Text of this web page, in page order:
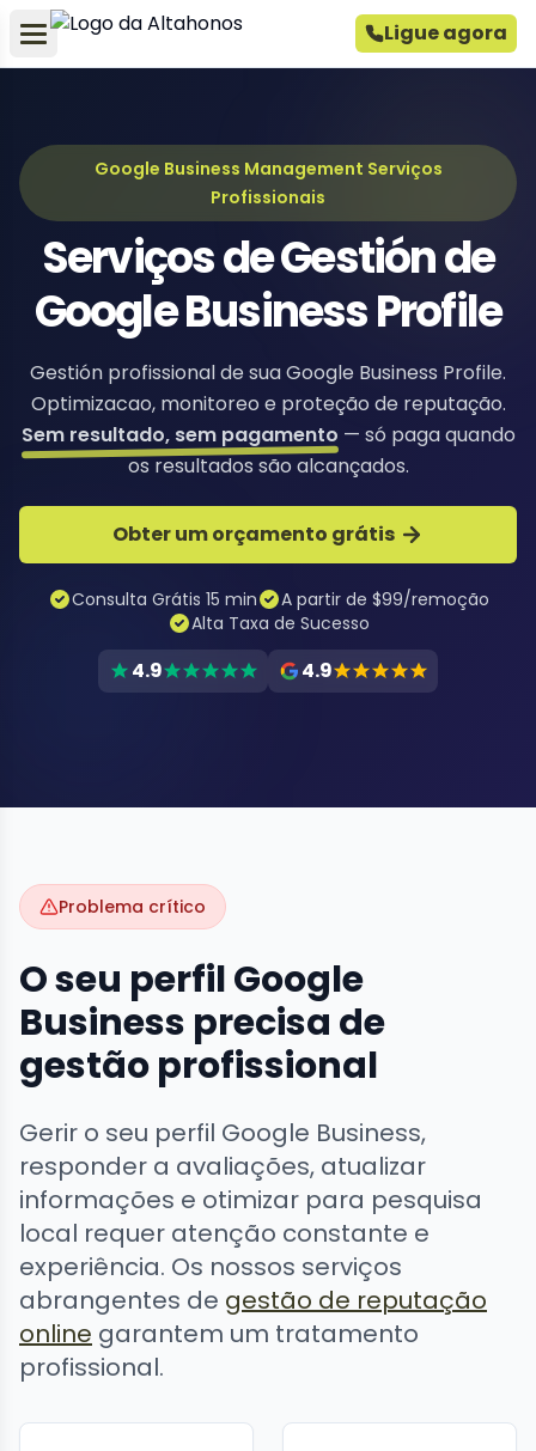
Ligue agora
Google Business Management Serviços
Profissionais
Serviços de Gestión de
Google Business Profile
Gestión profissional de sua Google Business Profile.
Optimizacao, monitoreo e proteção de reputação.
Sem resultado, sem pagamento — só paga quando
os resultados são alcançados.
Obter um orçamento grátis
Consulta Grátis 15 min
A partir de $99/remoção
Alta Taxa de Sucesso
4.9 4.9
Problema crítico
O seu perfil Google
Business precisa de
gestão profissional
Gerir o seu perfil Google Business,
responder a avaliações, atualizar
informações e otimizar para pesquisa
local requer atenção constante e
experiência. Os nossos serviços
abrangentes de gestão de reputação
online garantem um tratamento
profissional.